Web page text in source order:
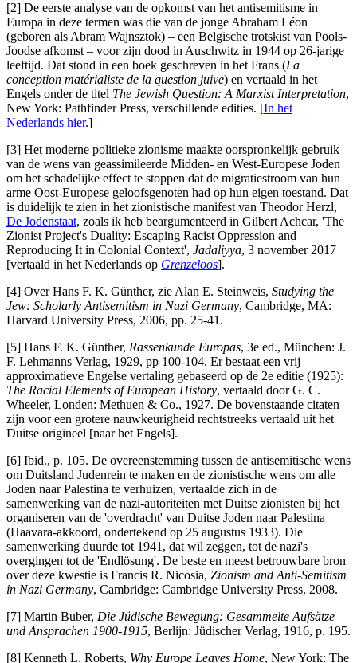
[2] De eerste analyse van de opkomst van het antisemitisme in
Europa in deze termen was die van de jonge Abraham Léon
(geboren als Abram Wajnsztok) ‒ een Belgische trotskist van Pools-
Joodse afkomst ‒ voor zijn dood in Auschwitz in 1944 op 26-jarige
leeftijd. Dat stond in een boek geschreven in het Frans (La
conception matérialiste de la question juive) en vertaald in het
Engels onder de titel The Jewish Question: A Marxist Interpretation,
New York: Pathfinder Press, verschillende edities. [In het
Nederlands hier.]
[3] Het moderne politieke zionisme maakte oorspronkelijk gebruik
van de wens van geassimileerde Midden- en West-Europese Joden
om het schadelijke effect te stoppen dat de migratiestroom van hun
arme Oost-Europese geloofsgenoten had op hun eigen toestand. Dat
is duidelijk te zien in het zionistische manifest van Theodor Herzl,
De Jodenstaat, zoals ik heb beargumenteerd in Gilbert Achcar, 'The
Zionist Project's Duality: Escaping Racist Oppression and
Reproducing It in Colonial Context', Jadaliyya, 3 november 2017
[vertaald in het Nederlands op Grenzeloos].
[4] Over Hans F. K. Günther, zie Alan E. Steinweis, Studying the
Jew: Scholarly Antisemitism in Nazi Germany, Cambridge, MA:
Harvard University Press, 2006, pp. 25-41.
[5] Hans F. K. Günther, Rassenkunde Europas, 3e ed., München: J.
F. Lehmanns Verlag, 1929, pp 100-104. Er bestaat een vrij
approximatieve Engelse vertaling gebaseerd op de 2e editie (1925):
The Racial Elements of European History, vertaald door G. C.
Wheeler, Londen: Methuen & Co., 1927. De bovenstaande citaten
zijn voor een grotere nauwkeurigheid rechtstreeks vertaald uit het
Duitse origineel [naar het Engels].
[6] Ibid., p. 105. De overeenstemming tussen de antisemitische wens
om Duitsland Judenrein te maken en de zionistische wens om alle
Joden naar Palestina te verhuizen, vertaalde zich in de
samenwerking van de nazi-autoriteiten met Duitse zionisten bij het
organiseren van de 'overdracht' van Duitse Joden naar Palestina
(Haavara-akkoord, ondertekend op 25 augustus 1933). Die
samenwerking duurde tot 1941, dat wil zeggen, tot de nazi's
overgingen tot de 'Endlösung'. De beste en meest betrouwbare bron
over deze kwestie is Francis R. Nicosia, Zionism and Anti-Semitism
in Nazi Germany, Cambridge: Cambridge University Press, 2008.
[7] Martin Buber, Die Jüdische Bewegung: Gesammelte Aufsätze
und Ansprachen 1900-1915, Berlijn: Jüdischer Verlag, 1916, p. 195.
[8] Kenneth L. Roberts, Why Europe Leaves Home, New York: The